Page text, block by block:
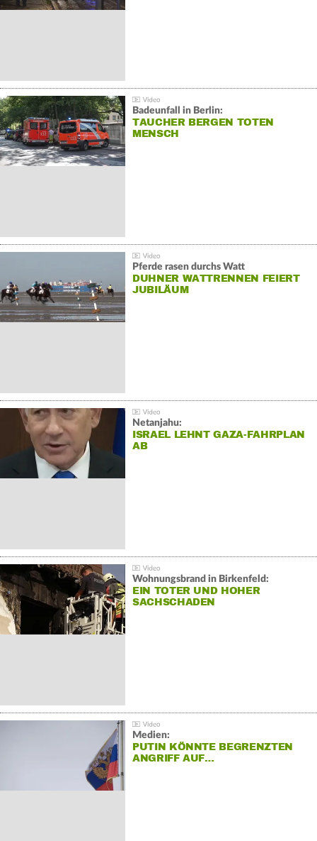
Badeunfall in Berlin:
TAUCHER BERGEN TOTEN
MENSCH
Pferde rasen durchs Watt
DUHNER WATTRENNEN FEIERT
JUBILÄUM
Netanjahu:
ISRAEL LEHNT GAZA-FAHRPLAN
AB
Wohnungsbrand in Birkenfeld:
EIN TOTER UND HOHER
SACHSCHADEN
Medien:
PUTIN KÖNNTE BEGRENZTEN
ANGRIFF AUF…